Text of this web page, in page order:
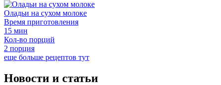
Оладьи на сухом молоке
Время приготовления
15 мин
Кол-во порций
2 порция
еще больше рецептов тут
Новости и статьи